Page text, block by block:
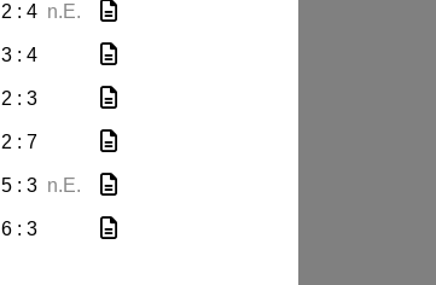
2 : 4 n.E.
3 : 4
2 : 3
2 : 7
5 : 3 n.E.
6 : 3